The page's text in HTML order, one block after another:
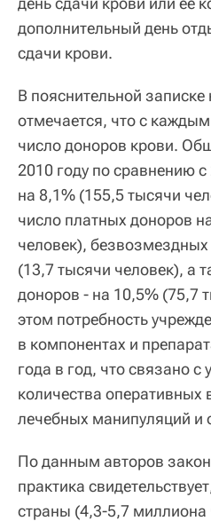
дополнительный день
сдачи крови.
В пояснительной записке
отмечается, что с
число доноров крови.
2010 году по сравнению
на 8,1% (155,5 тысячи
число платных доноров
человек),
(13,7 тысячи человек), а
доноров - на 10,5% (75,7
этом потребность
в компонентах и
года в год, что связано с
количества оперативных
лечебных манипуляций и
По данным авторов
практика
страны (4,3-5,7